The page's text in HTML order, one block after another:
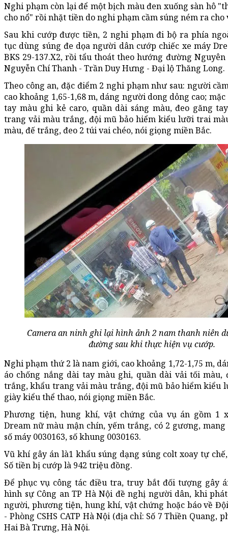
Nghi phạm còn lại để một bịch màu đen xuống sàn hô
cho nổ" rồi nhặt tiền do nghi phạm cầm súng ném ra cho
Sau khi cướp được tiền, 2 nghi phạm đi bộ ra phía
tục dùng súng đe dọa người dân cướp chiếc xe máy
BKS 29-137.X2, rồi tẩu thoát theo hướng đường
Nguyễn Chí Thanh - Trần Duy Hưng - Đại lộ Thăng Long.
Theo công an, đặc điểm 2 nghi phạm như sau: người
cao khoảng 1,65-1,68 m, dáng người dong dỏng cao;
tay màu ghi kẻ caro, quần dài sáng màu, đeo găng
trang vải màu trắng, đội mũ bảo hiểm kiểu lưỡi trai
màu, đế trắng, đeo 2 túi vai chéo, nói giọng miền Bắc.
Camera an ninh ghi lại hình ảnh 2 nam thanh niên
đường sau khi thực hiện vụ cướp.
Nghi phạm thứ 2 là nam giới, cao khoảng 1,72-1,75 m,
áo chống nắng dài tay màu ghi, quần dài vải tối màu,
trắng, khẩu trang vải màu trắng, đội mũ bảo hiểm kiểu
giày kiểu thể thao, nói giọng miền Bắc.
Phương tiện, hung khí, vật chứng của vụ án gồm 1
Dream nữ màu mận chín, yếm trắng, có 2 gương, mang
số máy 0030163, số khung 0030163.
Vũ khí gây án là1 khẩu súng dạng súng colt xoay tự
Số tiền bị cướp là 942 triệu đồng.
Để phục vụ công tác điều tra, truy bắt đối tượng gây
hình sự Công an TP Hà Nội đề nghị người dân, khi
người, phương tiện, hung khí, vật chứng hoặc báo về
- Phòng CSHS CATP Hà Nội (địa chỉ: Số 7 Thiền Quang,
Hai Bà Trưng, Hà Nội.